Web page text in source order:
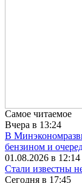
Самое читаемое
Вчера в 13:24
В
бензином и
01.08.2026 в 12:14
Стали известны
Сегодня в 17:45